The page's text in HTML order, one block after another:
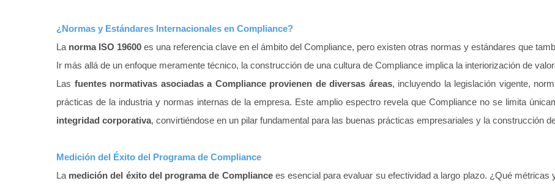
¿Normas y Estándares Internacionales en Compliance?
La norma ISO 19600 es una referencia clave en el ámbito del Compliance, pero existen otras normas y estándares que
Ir más allá de un enfoque meramente técnico, la construcción de una cultura de Compliance implica la interiorización de
Las fuentes normativas asociadas a Compliance provienen de diversas áreas, incluyendo la legislación vigente,
prácticas de la industria y normas internas de la empresa. Este amplio espectro revela que Compliance no se limita
integridad corporativa, convirtiéndose en un pilar fundamental para las buenas prácticas empresariales y la construcción
Medición del Éxito del Programa de Compliance
La medición del éxito del programa de Compliance es esencial para evaluar su efectividad a largo plazo. ¿Qué